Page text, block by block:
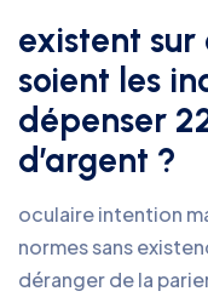
existent sur
soient les
dépenser
d’argent ?
oculaire intention
normes sans
déranger de la